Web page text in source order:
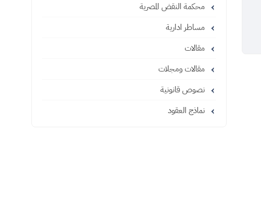
محكمة النقض المصرية
مساطر ادارية
مقالات
مقالات ومجلات
نصوص قانونية
نماذج العقود